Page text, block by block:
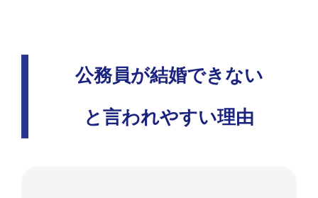
公務員が結婚できない
と言われやすい理由